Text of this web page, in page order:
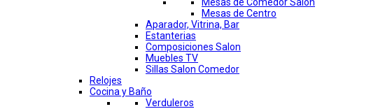
Mesas de Comedor Salon
Mesas de Centro
Aparador, Vitrina, Bar
Estanterias
Composiciones Salon
Muebles TV
Sillas Salon Comedor
Relojes
Cocina y Baño
Verduleros